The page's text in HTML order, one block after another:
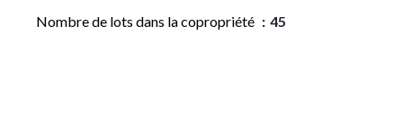
Nombre de lots dans la copropriété 45